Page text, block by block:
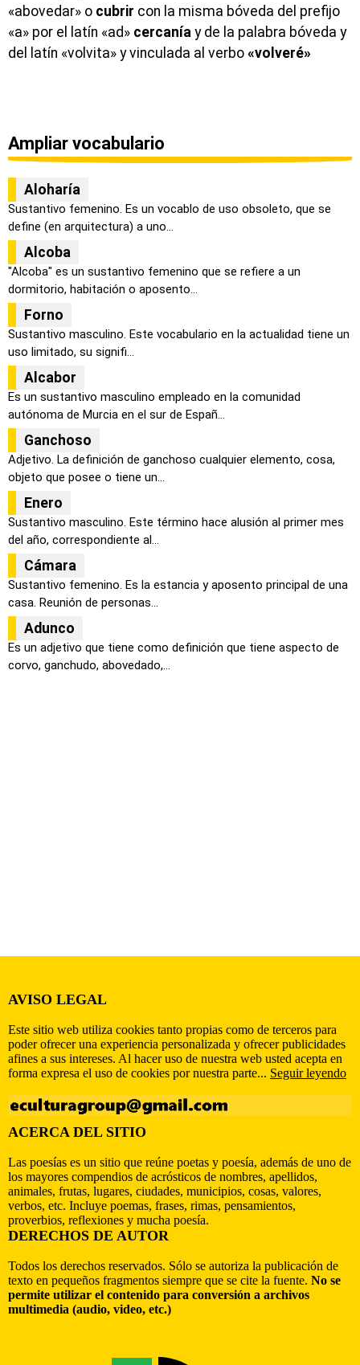
«abovedar» o cubrir con la misma bóveda del prefijo
«a» por el latín «ad» cercanía y de la palabra bóveda y
del latín «volvita» y vinculada al verbo «volveré»
Ampliar vocabulario
Aloharía
Sustantivo femenino. Es un vocablo de uso obsoleto, que se
define (en arquitectura) a uno...
Alcoba
"Alcoba" es un sustantivo femenino que se refiere a un
dormitorio, habitación o aposento...
Forno
Sustantivo masculino. Este vocabulario en la actualidad tiene un
uso limitado, su signifi...
Alcabor
Es un sustantivo masculino empleado en la comunidad
autónoma de Murcia en el sur de Españ...
Ganchoso
Adjetivo. La definición de ganchoso cualquier elemento, cosa,
objeto que posee o tiene un...
Enero
Sustantivo masculino. Este término hace alusión al primer mes
del año, correspondiente al...
Cámara
Sustantivo femenino. Es la estancia y aposento principal de una
casa. Reunión de personas...
Adunco
Es un adjetivo que tiene como definición que tiene aspecto de
corvo, ganchudo, abovedado,...
AVISO LEGAL
Este sitio web utiliza cookies tanto propias como de terceros para
poder ofrecer una experiencia personalizada y ofrecer publicidades
afines a sus intereses. Al hacer uso de nuestra web usted acepta en
forma expresa el uso de cookies por nuestra parte... Seguir leyendo
ACERCA DEL SITIO
Las poesías es un sitio que reúne poetas y poesía, además de uno de
los mayores compendios de acrósticos de nombres, apellidos,
animales, frutas, lugares, ciudades, municipios, cosas, valores,
verbos, etc. Incluye poemas, frases, rimas, pensamientos,
proverbios, reflexiones y mucha poesía.
DERECHOS DE AUTOR
Todos los derechos reservados. Sólo se autoriza la publicación de
texto en pequeños fragmentos siempre que se cite la fuente. No se
permite utilizar el contenido para conversión a archivos
multimedia (audio, video, etc.)